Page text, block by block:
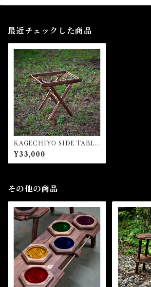
最近チェックした商品
KAGECHIYO SIDE TABLE
【忍】(フレームのみ)
¥33,000
その他の商品